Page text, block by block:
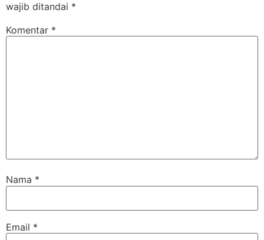
wajib ditandai *
Komentar *
Nama *
Email *